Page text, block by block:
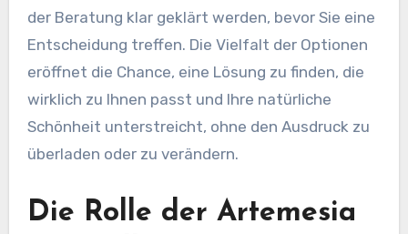
der Beratung klar geklärt werden, bevor Sie eine
Entscheidung treffen. Die Vielfalt der Optionen
eröffnet die Chance, eine Lösung zu finden, die
wirklich zu Ihnen passt und Ihre natürliche
Schönheit unterstreicht, ohne den Ausdruck zu
überladen oder zu verändern.
Die Rolle der Artemesia